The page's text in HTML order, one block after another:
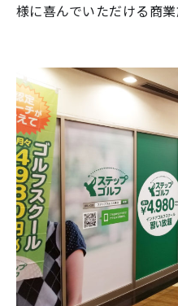
様に喜んでいただける商